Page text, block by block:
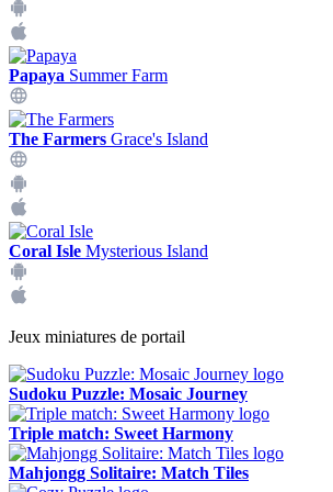
Papaya Summer Farm
The Farmers Grace's Island
Coral Isle Mysterious Island
Jeux miniatures de portail
Sudoku Puzzle: Mosaic Journey
Triple match: Sweet Harmony
Mahjongg Solitaire: Match Tiles